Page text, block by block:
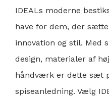
IDEALs moderne
have for dem, der
innovation og stil. Med
design, materialer af
håndværk er dette sæt
spiseanledning. Vælg